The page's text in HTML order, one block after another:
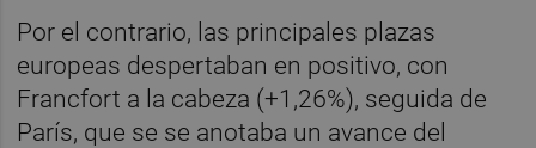
Por el contrario, las principales plazas
europeas despertaban en positivo, con
Francfort a la cabeza (+1,26%), seguida de
París, que se se anotaba un avance del